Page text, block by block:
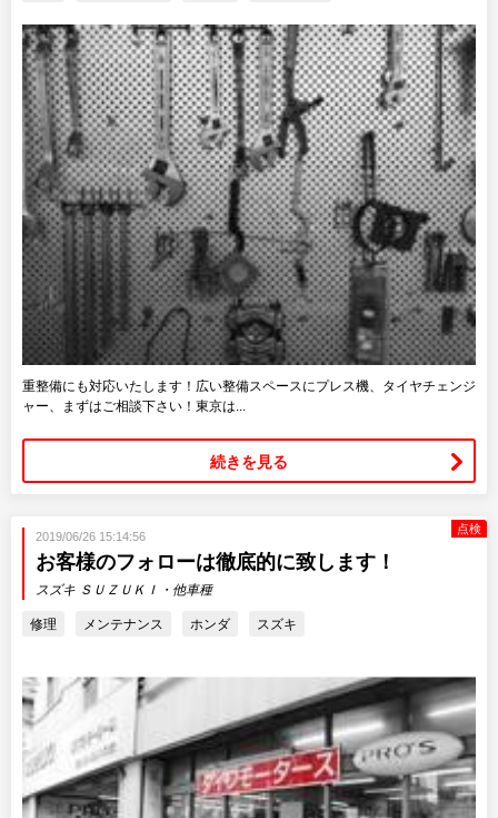
重整備にも対応いたします！広い整備スペースにプレス機、タイヤチェンジ
ャー、まずはご相談下さい！東京は...
続きを見る
点検
2019/06/26 15:14:56
お客様のフォローは徹底的に致します！
スズキ ＳＵＺＵＫＩ・他車種
修理 メンテナンス ホンダ スズキ